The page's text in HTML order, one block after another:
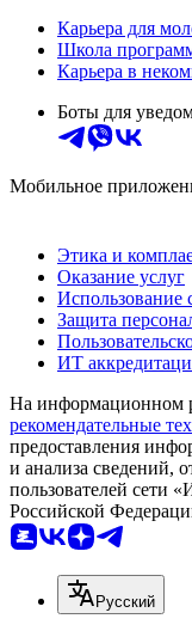
Карьера для
Школа
Карьера в
Боты для
Мобильное
Этика и
Оказание услуг
Использование
Защита
ИТ
На информационном
рекомендательные
предоставления
и анализа сведений,
пользователей сети
Российской
Русский